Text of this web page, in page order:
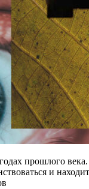
прошлого
и